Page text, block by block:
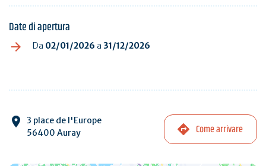
Date di apertura
Da 02/01/2026 a 31/12/2026
3 place de l'Europe
56400 Auray
Come arrivare